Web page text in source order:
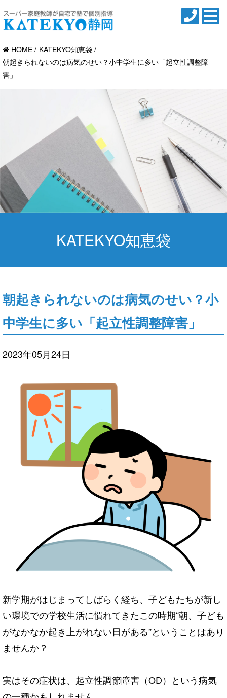
HOME
KATEKYO知恵袋
朝起きられないのは病気のせい？小中学生に多い「起立性調整障
害」
KATEKYO知恵袋
朝起きられないのは病気のせい？小
中学生に多い「起立性調整障害」
2023年05月24日
新学期がはじまってしばらく経ち、子どもたちが新し
い環境での学校生活に慣れてきたこの時期“朝、子ども
がなかなか起き上がれない日がある”ということはあり
ませんか？
実はその症状は、起立性調節障害（OD）という病気